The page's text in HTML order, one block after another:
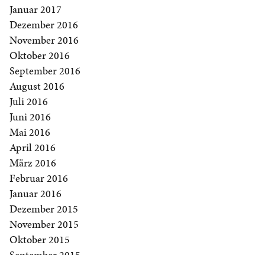
Januar 2017
Dezember 2016
November 2016
Oktober 2016
September 2016
August 2016
Juli 2016
Juni 2016
Mai 2016
April 2016
März 2016
Februar 2016
Januar 2016
Dezember 2015
November 2015
Oktober 2015